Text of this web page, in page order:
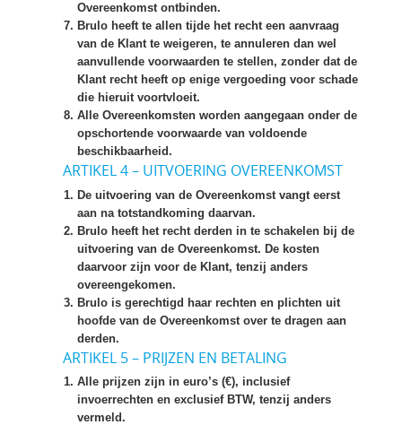
Overeenkomst ontbinden.
Brulo heeft te allen tijde het recht een aanvraag
van de Klant te weigeren, te annuleren dan wel
aanvullende voorwaarden te stellen, zonder dat de
Klant recht heeft op enige vergoeding voor schade
die hieruit voortvloeit.
Alle Overeenkomsten worden aangegaan onder de
opschortende voorwaarde van voldoende
beschikbaarheid.
ARTIKEL 4 – UITVOERING OVEREENKOMST
De uitvoering van de Overeenkomst vangt eerst
aan na totstandkoming daarvan.
Brulo heeft het recht derden in te schakelen bij de
uitvoering van de Overeenkomst. De kosten
daarvoor zijn voor de Klant, tenzij anders
overeengekomen.
Brulo is gerechtigd haar rechten en plichten uit
hoofde van de Overeenkomst over te dragen aan
derden.
ARTIKEL 5 – PRIJZEN EN BETALING
Alle prijzen zijn in euro’s (€), inclusief
invoerrechten en exclusief BTW, tenzij anders
vermeld.